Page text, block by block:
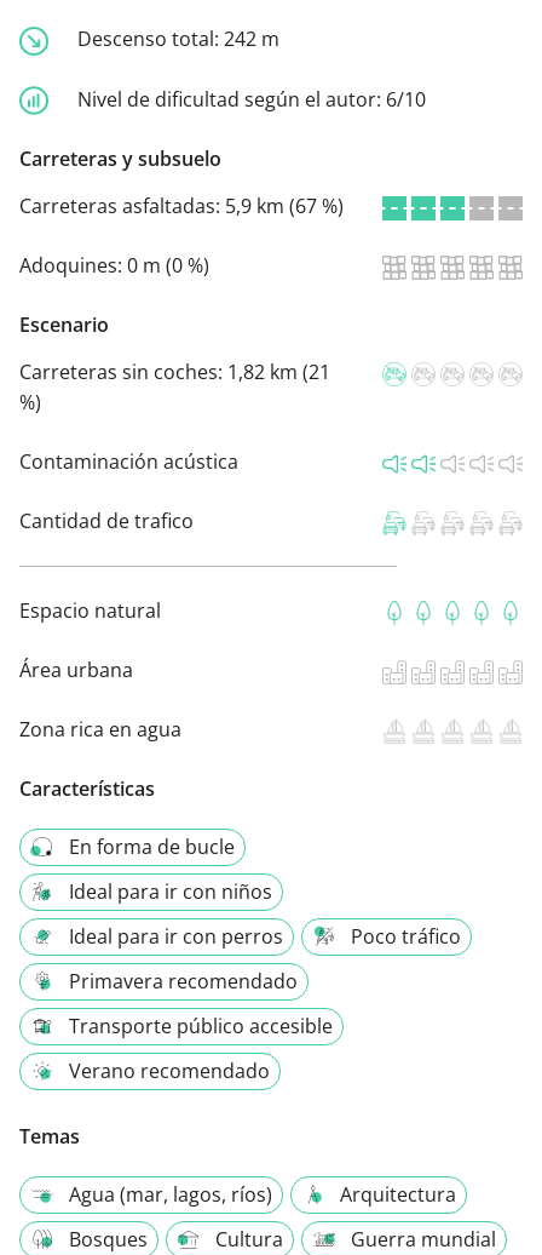
Descenso total: 242 m
Nivel de dificultad según el autor: 6/10
Carreteras y subsuelo
Carreteras asfaltadas: 5,9 km (67 %)
Adoquines: 0 m (0 %)
Escenario
Carreteras sin coches: 1,82 km (21
%)
Contaminación acústica
Cantidad de trafico
Espacio natural
Área urbana
Zona rica en agua
Características
En forma de bucle
Ideal para ir con niños
Ideal para ir con perros
Poco tráfico
Primavera recomendado
Transporte público accesible
Verano recomendado
Temas
Agua (mar, lagos, ríos)
Arquitectura
Bosques
Cultura
Guerra mundial